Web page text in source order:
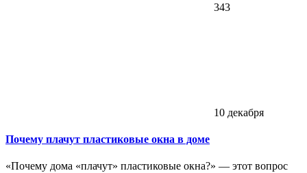
343
10 декабря
Почему плачут пластиковые окна в доме
«Почему дома «плачут» пластиковые окна?» — этот вопрос